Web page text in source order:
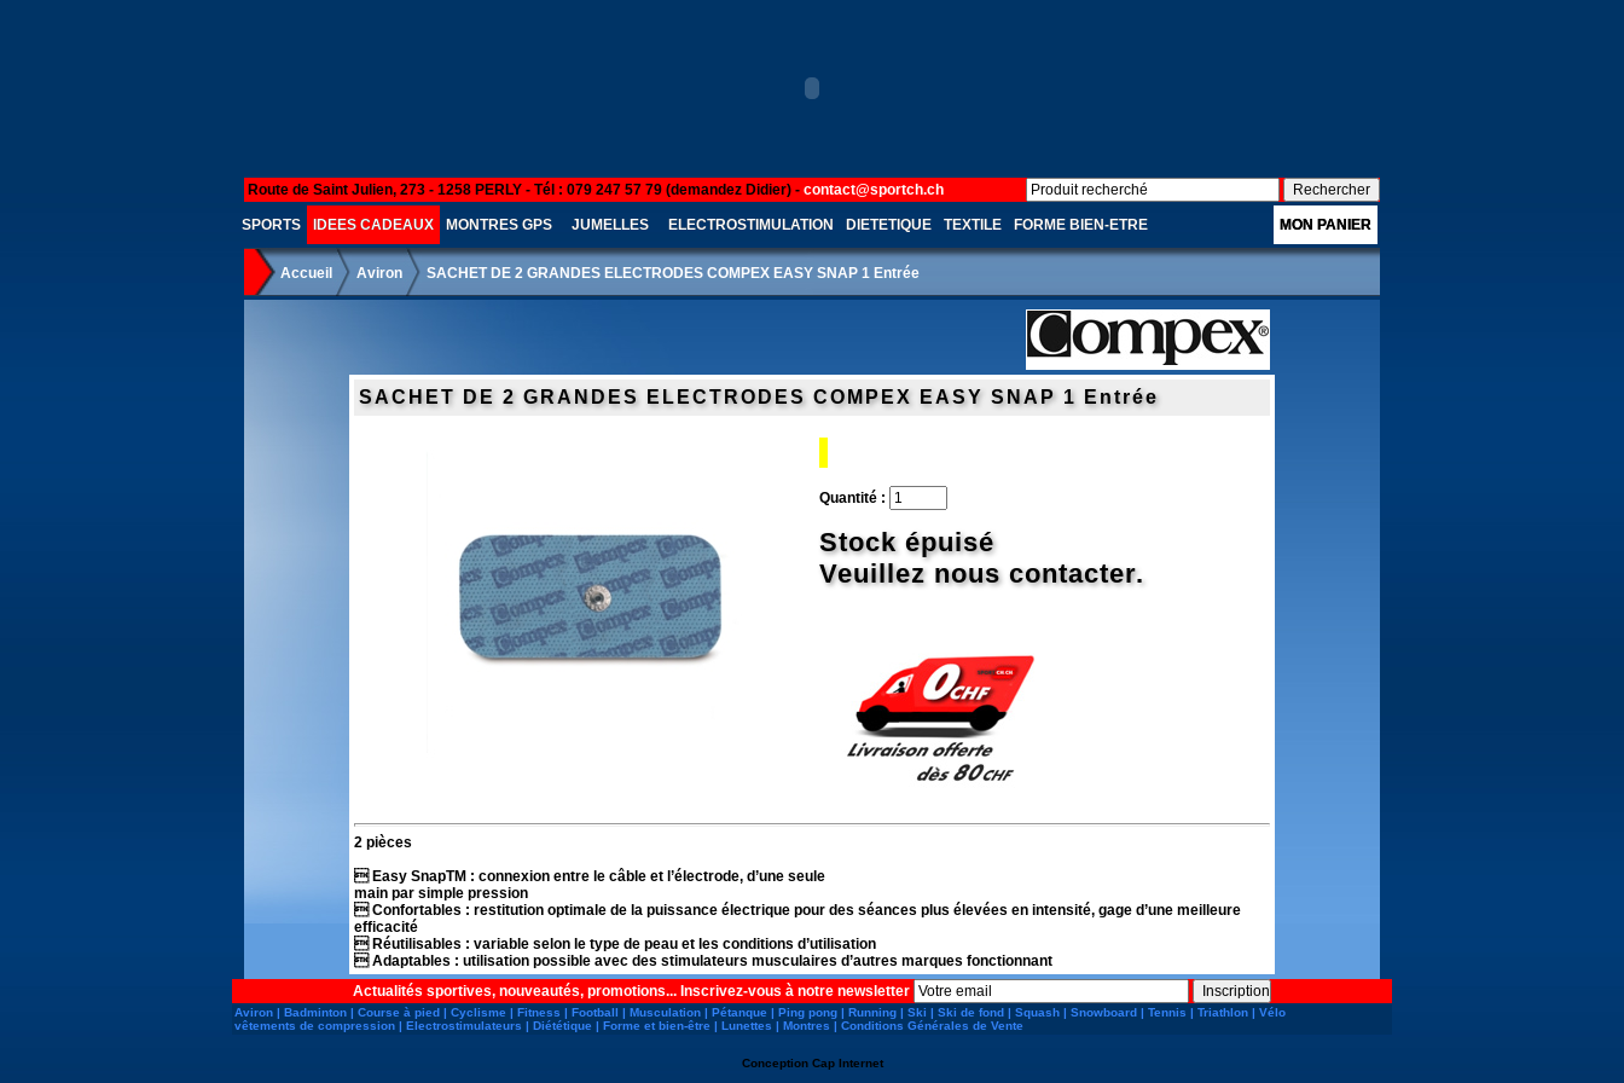
Route de Saint Julien, 273 - 1258 PERLY - Tél : 079 247 57 79 (demandez Didier) - contact@sportch.ch
SPORTS IDEES CADEAUX MONTRES GPS JUMELLES ELECTROSTIMULATION DIETETIQUE TEXTILE FORME BIEN-ETRE MON PANIER
Accueil Aviron SACHET DE 2 GRANDES ELECTRODES COMPEX EASY SNAP 1 Entrée
SACHET DE 2 GRANDES ELECTRODES COMPEX EASY SNAP 1 Entrée
Quantité :
Stock épuisé
Veuillez nous contacter.
2 pièces
 Easy SnapTM : connexion entre le câble et l’électrode, d’une seule
main par simple pression
 Confortables : restitution optimale de la puissance électrique pour des séances plus élevées en intensité, gage d’une meilleure
efficacité
 Réutilisables : variable selon le type de peau et les conditions d’utilisation
 Adaptables : utilisation possible avec des stimulateurs musculaires d’autres marques fonctionnant
Actualités sportives, nouveautés, promotions... Inscrivez-vous à notre newsletter
Aviron | Badminton | Course à pied | Cyclisme | Fitness | Football | Musculation | Pétanque | Ping pong | Running | Ski | Ski de fond | Squash | Snowboard | Tennis | Triathlon | Vélo
vêtements de compression | Electrostimulateurs | Diététique | Forme et bien-être | Lunettes | Montres | Conditions Générales de Vente
Conception Cap Internet